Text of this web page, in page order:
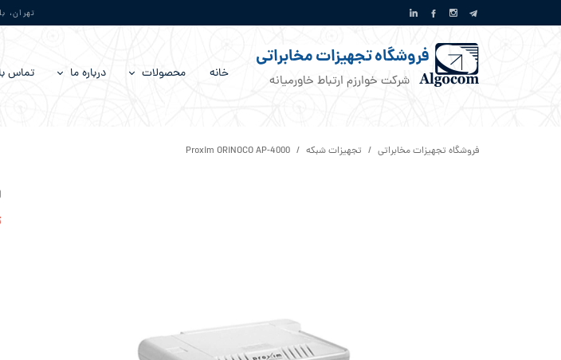
تهران،
فروشگاه تجهیزات مخابراتی
شرکت خوارزم ارتباط خاورمیانه خانه محصولات درباره‌ ما تماس
فروشگاه تجهیزات مخابراتی تجهیزات شبکه Proxim ORiNOCO AP-4000